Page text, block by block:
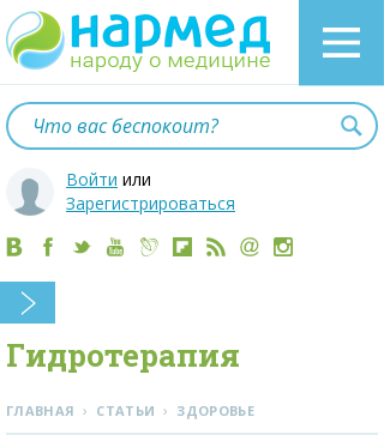
Войти или
Зарегистрироваться
Гидротерапия
ГЛАВНАЯ › СТАТЬИ › ЗДОРОВЬЕ